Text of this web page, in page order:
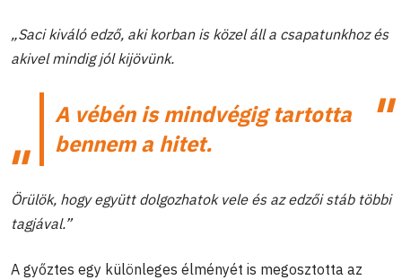
„Saci kiváló edző, aki korban is közel áll a csapatunkhoz és
akivel mindig jól kijövünk.
A vébén is mindvégig tartotta
bennem a hitet.
Örülök, hogy együtt dolgozhatok vele és az edzői stáb többi
tagjával.”
A győztes egy különleges élményét is megosztotta az